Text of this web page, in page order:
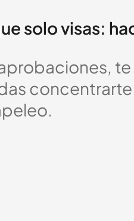
solo visas:
concentrarte